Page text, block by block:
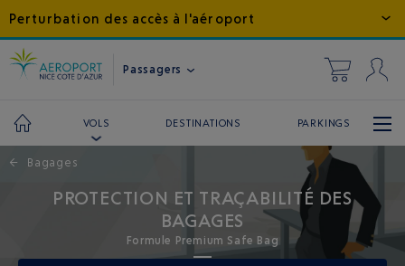
Perturbation des accès à l'aéroport
Passagers
VOLS DESTINATIONS PARKINGS
← Bagages
PROTECTION ET TRAÇABILITÉ DES
BAGAGES
Formule Premium Safe Bag